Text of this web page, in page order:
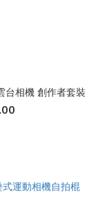
相機 創作者套裝